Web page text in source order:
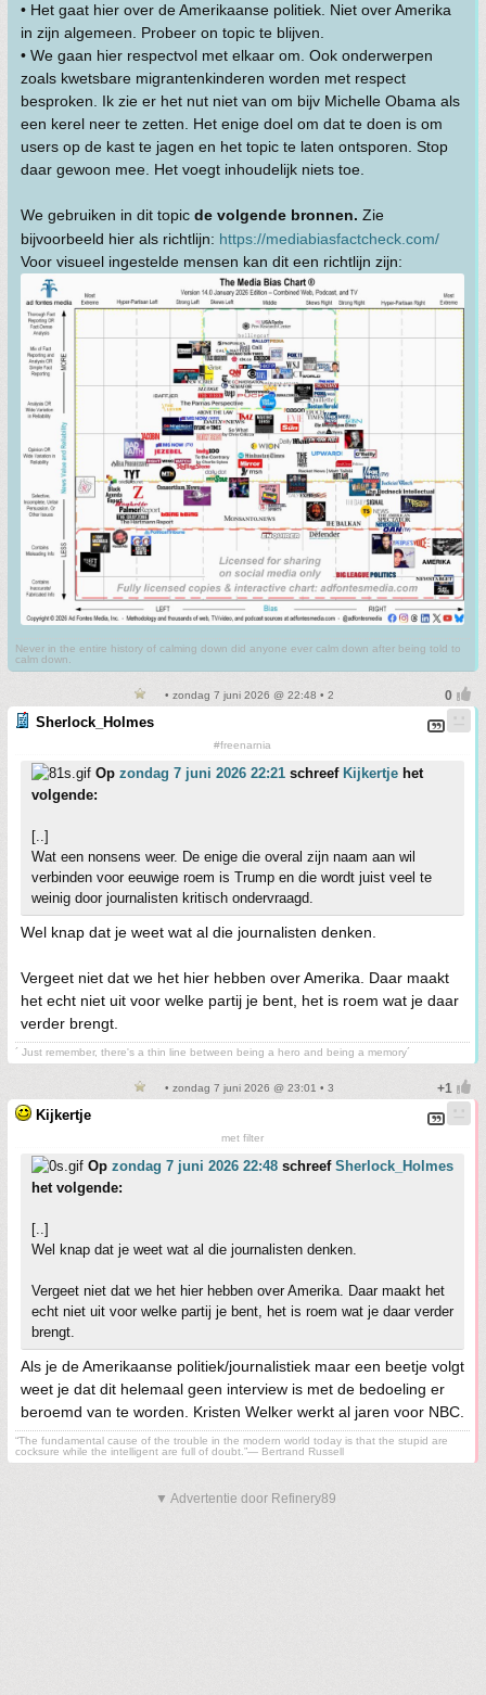
• Het gaat hier over de Amerikaanse politiek. Niet over Amerika
in zijn algemeen. Probeer on topic te blijven.
• We gaan hier respectvol met elkaar om. Ook onderwerpen
zoals kwetsbare migrantenkinderen worden met respect
besproken. Ik zie er het nut niet van om bijv Michelle Obama als
een kerel neer te zetten. Het enige doel om dat te doen is om
users op de kast te jagen en het topic te laten ontsporen. Stop
daar gewoon mee. Het voegt inhoudelijk niets toe.
We gebruiken in dit topic de volgende bronnen. Zie
bijvoorbeeld hier als richtlijn: https://mediabiasfactcheck.com/
Voor visueel ingestelde mensen kan dit een richtlijn zijn:
Never in the entire history of calming down did anyone ever calm down after being told to
calm down.
• zondag 7 juni 2026 @ 22:48 • 2
Sherlock_Holmes
#freenarnia
Op zondag 7 juni 2026 22:21 schreef Kijkertje het
volgende:
[..]
Wat een nonsens weer. De enige die overal zijn naam aan wil
verbinden voor eeuwige roem is Trump en die wordt juist veel te
weinig door journalisten kritisch ondervraagd.
Wel knap dat je weet wat al die journalisten denken.
Vergeet niet dat we het hier hebben over Amerika. Daar maakt
het echt niet uit voor welke partij je bent, het is roem wat je daar
verder brengt.
´ Just remember, there's a thin line between being a hero and being a memory´
• zondag 7 juni 2026 @ 23:01 • 3
Kijkertje
met filter
Op zondag 7 juni 2026 22:48 schreef Sherlock_Holmes
het volgende:
[..]
Wel knap dat je weet wat al die journalisten denken.
Vergeet niet dat we het hier hebben over Amerika. Daar maakt het
echt niet uit voor welke partij je bent, het is roem wat je daar verder
brengt.
Als je de Amerikaanse politiek/journalistiek maar een beetje volgt
weet je dat dit helemaal geen interview is met de bedoeling er
beroemd van te worden. Kristen Welker werkt al jaren voor NBC.
“The fundamental cause of the trouble in the modern world today is that the stupid are
cocksure while the intelligent are full of doubt.”— Bertrand Russell
▼ Advertentie door Refinery89